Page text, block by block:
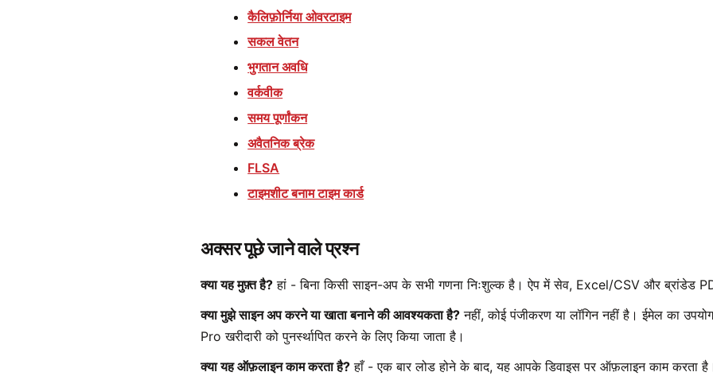
कैलिफ़ोर्निया ओवरटाइम
सकल वेतन
भुगतान अवधि
वर्कवीक
समय पूर्णांकन
अवैतनिक ब्रेक
FLSA
टाइमशीट बनाम टाइम कार्ड
अक्सर पूछे जाने वाले प्रश्न
क्या यह मुफ़्त है? हां - बिना किसी साइन-अप के सभी गणना निःशुल्क है। ऐप में सेव, Excel/CSV और ब्रांडेड
क्या मुझे साइन अप करने या खाता बनाने की आवश्यकता है? नहीं, कोई पंजीकरण या लॉगिन नहीं है। ईमेल का
Pro खरीदारी को पुनर्स्थापित करने के लिए किया जाता है।
क्या यह ऑफ़लाइन काम करता है? हाँ - एक बार लोड होने के बाद, यह आपके डिवाइस पर ऑफ़लाइन काम करता